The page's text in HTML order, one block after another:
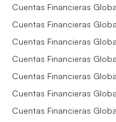
Cuentas Financieras
Cuentas Financieras
Cuentas Financieras
Cuentas Financieras
Cuentas Financieras
Cuentas Financieras
Cuentas Financieras